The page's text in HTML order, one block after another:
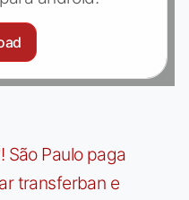
São Paulo paga
transferban e